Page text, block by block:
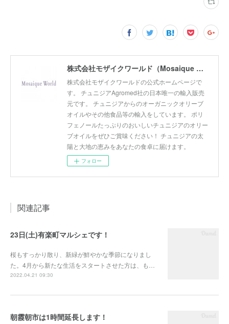
株式会社モザイクワールド（Mosaique World Co.,Ltd)
株式会社モザイクワールドの公式ホームページで
す。 チュニジアAgromed社の日本唯一の輸入販売
元です。 チュニジアからのオーガニックオリーブ
オイルやその他食品等の輸入をしています。 ポリ
フェノールたっぷりのおいしいチュニジアのオリー
ブオイルをぜひご賞味ください！ チュニジアの太
陽と大地の恵みをあなたの食卓に届けます。
フォロー
関連記事
23日(土)有楽町マルシェです！
桜もすっかり散り、新緑が鮮やかな季節になりまし
た。4月から新たな生活をスタートさせた方は、も…
2022.04.21 09:30
朝霞朝市は1時間延長します！